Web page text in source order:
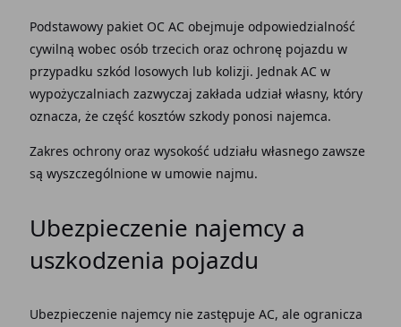
Podstawowy pakiet OC ACobejmuje odpowiedzialność
cywilną wobec osób trzecich oraz ochronę pojazdu w
przypadku szkód losowych lub kolizji. Jednak AC w
wypożyczalniach zazwyczaj zakłada udział własny, który
oznacza, że część kosztów szkody ponosi najemca.
Zakres ochrony oraz wysokość udziału własnego zawsze
są wyszczególnione w umowie najmu.
Ubezpieczenie najemcy a
uszkodzenia pojazdu
Ubezpieczenie najemcynie zastępuje AC, ale ogranicza